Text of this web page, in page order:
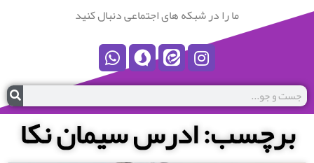
ما را در شبکه های اجتماعی دنبال کنید
برچسب: ادرس سیمان نکا